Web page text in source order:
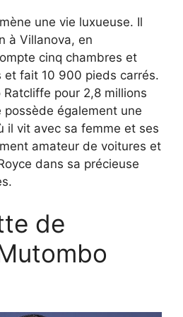
une vie luxueuse. Il
à Villanova, en
cinq chambres et
et fait 10 900 pieds carrés.
Ratcliffe pour 2,8 millions
également une
il vit avec sa femme et ses
amateur de voitures et
dans sa précieuse
de